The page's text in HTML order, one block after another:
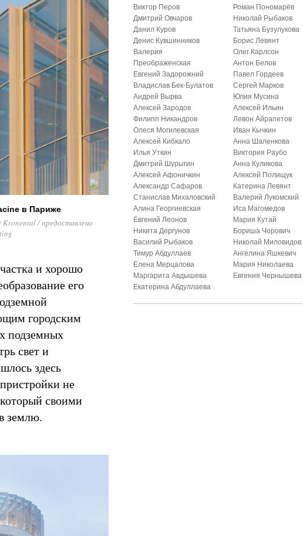
в Париже
/ предоставлено
и хорошо
его
городским
подземных
свет и
здесь
не
своими
землю.
Виктор Перов
Дмитрий Овчаров
Данил Куров
Денис Кувшинников
Валерия
Преображенская
Евгений Задорожний
Владислав Бек-Булатов
Андрей Вырва
Алексей Зародов
Филипп Никандров
Олеся Могилевская
Алексей Кибкало
Илья Уткин
Дмитрий Шурыгин
Алексей Афоничкин
Александр Сафаров
Станислав Михаловский
Алина Георгиевская
Евгений Леонов
Никита Дергунов
Василий Рыбаков
Тимур Абдуллаев
Елена Мерцалова
Маргарита Авдышева
Екатерина Абдуллаева
Роман Пономарёв
Николай Рыбаков
Татьяна Бузулукова
Борис Левянт
Олег Карлсон
Антон Белов
Павел Гордеев
Сергей Марков
Юлия Мусина
Алексей Ильин
Левон Айрапетов
Иван Кычкин
Анна Шаленкова
Виктория Раубо
Анна Куликова
Алексей Полищук
Катерина Левянт
Валерий Лукомский
Иса Магомедов
Мария Кутай
Бориша Чорович
Николай Миловидов
Ангелина Яшкевич
Мария Николаева
Евгения Чернышева